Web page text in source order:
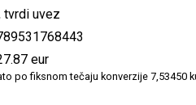
tvrdi uvez
eur
po fiksnom tečaju konverzije 7,53450